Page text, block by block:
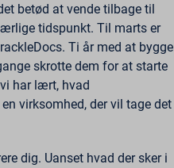
betød at vende tilbage til
tidspunkt. Til marts er
Ti år med at bygge
skrotte dem for at starte
har lært, hvad
virksomhed, der vil tage det
dig. Uanset hvad der sker i